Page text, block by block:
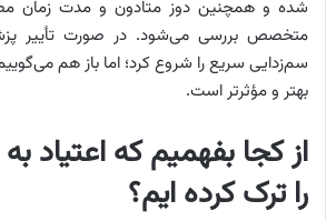
شده و همچنین دوز متادون و مدت زمان
متخصص بررسی می‌شود. در صورت تأییر
سم‌زدایی سریع را شروع کرد؛ اما باز هم
بهتر و مؤثرتر است.
از کجا بفهمیم که اعتیاد
را ترک کرده ایم؟